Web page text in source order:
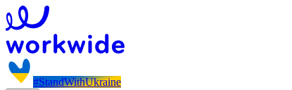
#StandWithUkraine